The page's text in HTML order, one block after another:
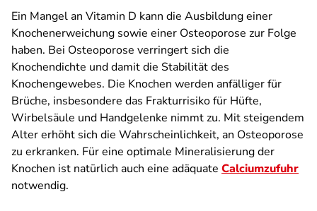
Ein Mangel an Vitamin D kann die Ausbildung einer
Knochenerweichung sowie einer Osteoporose zur Folge
haben. Bei Osteoporose verringert sich die
Knochendichte und damit die Stabilität des
Knochengewebes. Die Knochen werden anfälliger für
Brüche, insbesondere das Frakturrisiko für Hüfte,
Wirbelsäule und Handgelenke nimmt zu. Mit steigendem
Alter erhöht sich die Wahrscheinlichkeit, an Osteoporose
zu erkranken. Für eine optimale Mineralisierung der
Knochen ist natürlich auch eine adäquate Calciumzufuhr
notwendig.